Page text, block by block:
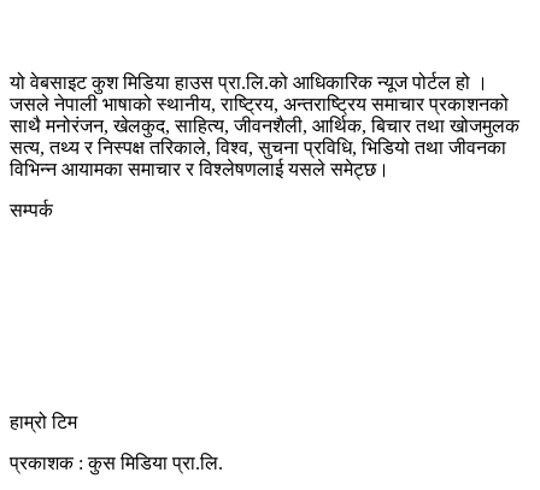
यो वेबसाइट कुश मिडिया हाउस प्रा.लि.को आधिकारिक न्यूज पोर्टल हो ।
जसले नेपाली भाषाको स्थानीय, राष्ट्रिय, अन्तराष्ट्रिय समाचार प्रकाशनको
साथै मनोरंजन, खेलकुद, साहित्य, जीवनशैली, आर्थिक, बिचार तथा खोजमुलक
सत्य, तथ्य र निस्पक्ष तरिकाले, विश्व, सुचना प्रविधि, भिडियो तथा जीवनका
विभिन्न आयामका समाचार र विश्लेषणलाई यसले समेट्छ।
सम्पर्क
हाम्रो टिम
प्रकाशक : कुस मिडिया प्रा‍.लि.